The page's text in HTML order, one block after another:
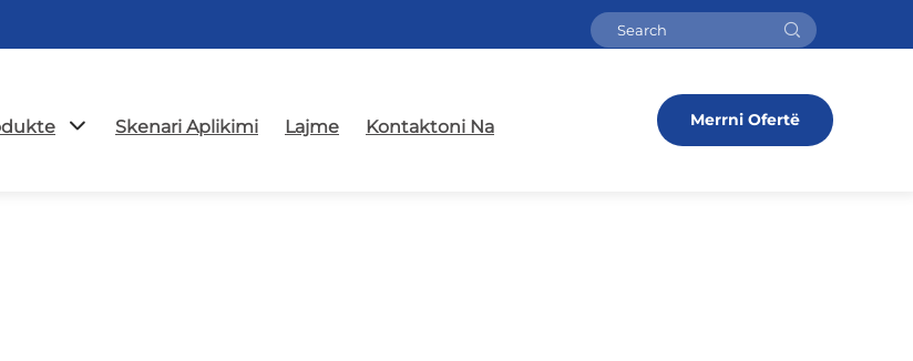
Skenari Aplikimi Lajme Kontaktoni Na Merrni Ofertë